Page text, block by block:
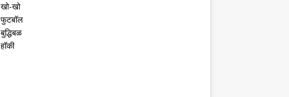
खो-खो
फुटबॉल
बुद्धिबळ
हॉकी